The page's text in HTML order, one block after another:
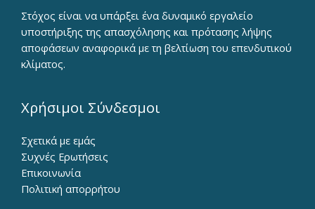
Στόχος είναι να υπάρξει ένα δυναμικό εργαλείο
υποστήριξης της απασχόλησης και πρότασης λήψης
αποφάσεων αναφορικά με τη βελτίωση του επενδυτικού
κλίματος.
Χρήσιμοι Σύνδεσμοι
Σχετικά με εμάς
Συχνές Ερωτήσεις
Επικοινωνία
Πολιτική απορρήτου